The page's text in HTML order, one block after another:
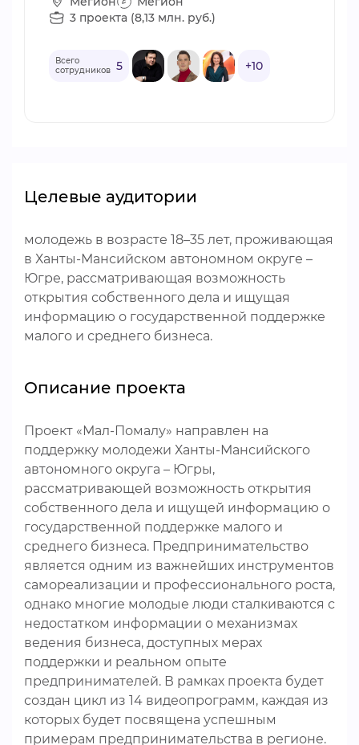
3 проекта (8,13 млн. руб.)
Всего
сотрудников 5 +10
Целевые аудитории
молодежь в возрасте 18–35 лет, проживающая
в Ханты-Мансийском автономном округе –
Югре, рассматривающая возможность
открытия собственного дела и ищущая
информацию о государственной поддержке
малого и среднего бизнеса.
Описание проекта
Проект «Мал-Помалу» направлен на
поддержку молодежи Ханты-Мансийского
автономного округа – Югры,
рассматривающей возможность открытия
собственного дела и ищущей информацию о
государственной поддержке малого и
среднего бизнеса. Предпринимательство
является одним из важнейших инструментов
самореализации и профессионального роста,
однако многие молодые люди сталкиваются с
недостатком информации о механизмах
ведения бизнеса, доступных мерах
поддержки и реальном опыте
предпринимателей. В рамках проекта будет
создан цикл из 14 видеопрограмм, каждая из
которых будет посвящена успешным
примерам предпринимательства в регионе.